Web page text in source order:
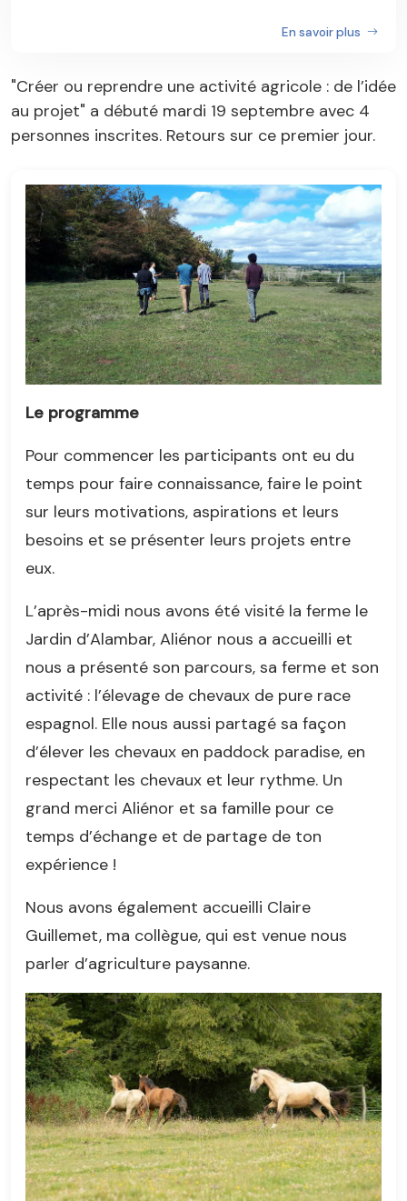
En savoir plus
"Créer ou reprendre une activité agricole : de l’idée
au projet" a débuté mardi 19 septembre avec 4
personnes inscrites. Retours sur ce premier jour.
Le programme
Pour commencer les participants ont eu du
temps pour faire connaissance, faire le point
sur leurs motivations, aspirations et leurs
besoins et se présenter leurs projets entre
eux.
L’après-midi nous avons été visité la ferme le
Jardin d’Alambar, Aliénor nous a accueilli et
nous a présenté son parcours, sa ferme et son
activité : l’élevage de chevaux de pure race
espagnol. Elle nous aussi partagé sa façon
d’élever les chevaux en paddock paradise, en
respectant les chevaux et leur rythme. Un
grand merci Aliénor et sa famille pour ce
temps d’échange et de partage de ton
expérience !
Nous avons également accueilli Claire
Guillemet, ma collègue, qui est venue nous
parler d’agriculture paysanne.